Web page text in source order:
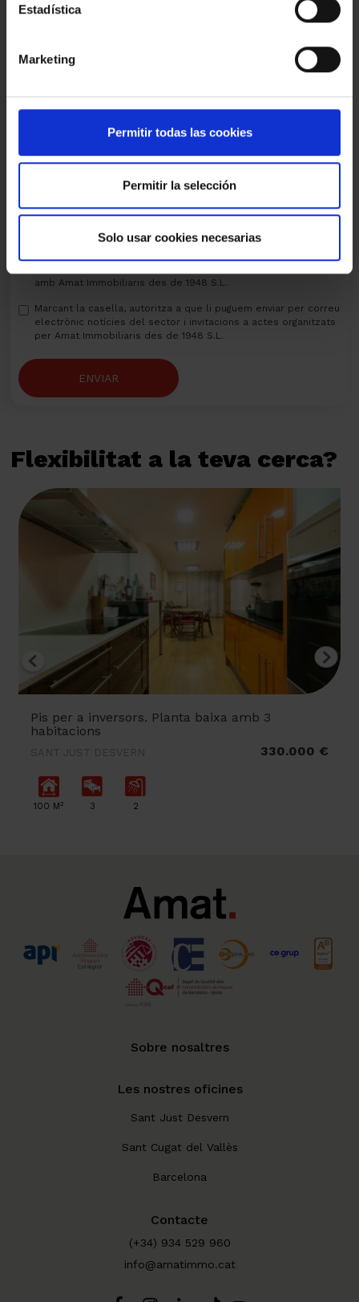
Estadística
Marketing
Permitir todas las cookies
Permitir la selección
Solo usar cookies necesarias
Missatge
amb Amat Immobiliaris des de 1948 S.L.
Marcant la casella, autoritza a que li puguem enviar per correu
electrònic notícies del sector i invitacions a actes organitzats
per Amat Immobiliaris des de 1948 S.L.
ENVIAR
Flexibilitat a la teva cerca?
Pis per a inversors. Planta baixa amb 3
habitacions
SANT JUST DESVERN 330.000 €
100 M2 3 2
Sobre nosaltres
Les nostres oficines
Sant Just Desvern
Sant Cugat del Vallès
Barcelona
Contacte
(+34) 934 529 960
info@amatimmo.cat